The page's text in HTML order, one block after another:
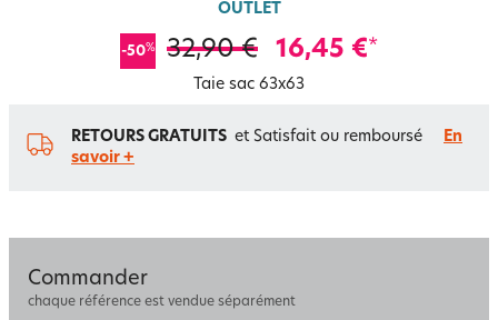
OUTLET
-50% 32,90 € 16,45 €*
Taie sac 63x63
RETOURS GRATUITS et Satisfait ou remboursé
En
savoir +
Commander
chaque référence est vendue séparément